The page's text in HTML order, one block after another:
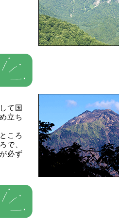
て国
立ち
ころ
で、
必ず